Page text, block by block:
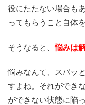
役にたたない場合も
ってもらうこと自体
そうなると、悩みは
悩みなんて、スパッ
すよね。それができ
ができない状態に陥